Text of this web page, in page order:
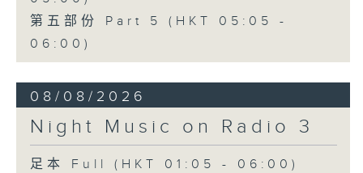
第五部份 Part 5 (HKT 05:05 -
06:00)
08/08/2026
Night Music on Radio 3
足本 Full (HKT 01:05 - 06:00)